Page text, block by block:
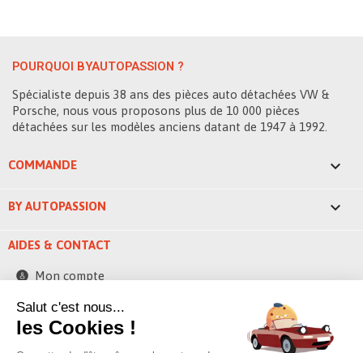
POURQUOI BYAUTOPASSION ?
Spécialiste depuis 38 ans des pièces auto détachées VW &
Porsche, nous vous proposons plus de 10 000 pièces
détachées sur les modèles anciens datant de 1947 à 1992.
COMMANDE 
BY AUTOPASSION 
AIDES & CONTACT
Mon compte
Contactez-nous
248 ZAE la bascule
Salut c'est nous...
les Cookies !